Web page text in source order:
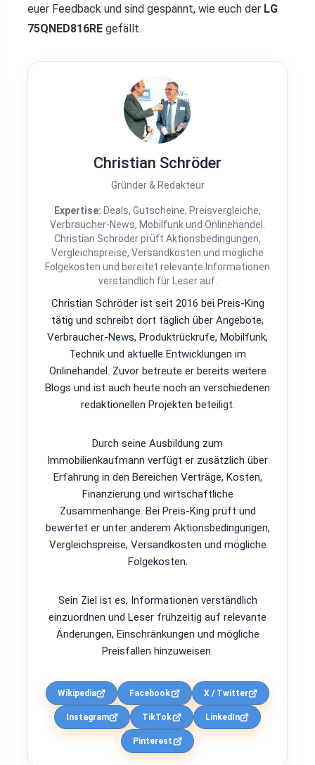
euer Feedback und sind gespannt, wie euch der LG
75QNED816RE gefällt.
Christian Schröder
Gründer & Redakteur
Expertise: Deals, Gutscheine, Preisvergleiche,
Verbraucher-News, Mobilfunk und Onlinehandel.
Christian Schröder prüft Aktionsbedingungen,
Vergleichspreise, Versandkosten und mögliche
Folgekosten und bereitet relevante Informationen
verständlich für Leser auf.
Christian Schröder ist seit 2016 bei Preis-King
tätig und schreibt dort täglich über Angebote,
Verbraucher-News, Produktrückrufe, Mobilfunk,
Technik und aktuelle Entwicklungen im
Onlinehandel. Zuvor betreute er bereits weitere
Blogs und ist auch heute noch an verschiedenen
redaktionellen Projekten beteiligt.
Durch seine Ausbildung zum
Immobilienkaufmann verfügt er zusätzlich über
Erfahrung in den Bereichen Verträge, Kosten,
Finanzierung und wirtschaftliche
Zusammenhänge. Bei Preis-King prüft und
bewertet er unter anderem Aktionsbedingungen,
Vergleichspreise, Versandkosten und mögliche
Folgekosten.
Sein Ziel ist es, Informationen verständlich
einzuordnen und Leser frühzeitig auf relevante
Änderungen, Einschränkungen und mögliche
Preisfallen hinzuweisen.
Wikipedia Facebook X / Twitter
Instagram TikTok LinkedIn
Pinterest